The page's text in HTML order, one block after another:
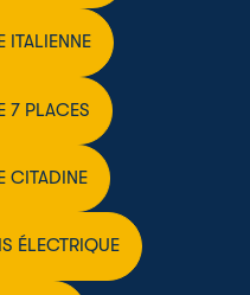
ITALIENNE
7 PLACES
CITADINE
ÉLECTRIQUE